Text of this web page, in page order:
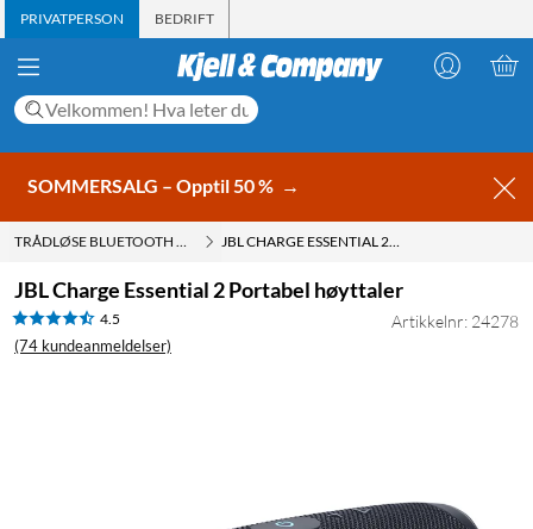
PRIVATPERSON BEDRIFT
SOMMERSALG – Opptil 50 % →
TRÅDLØSE BLUETOOTH HØYTTALERE JBL CHARGE ESSENTIAL 2 PORTABEL HØYTTALER
JBL Charge Essential 2 Portabel høyttaler
4.5
(74 kundeanmeldelser)
Artikkelnr: 24278